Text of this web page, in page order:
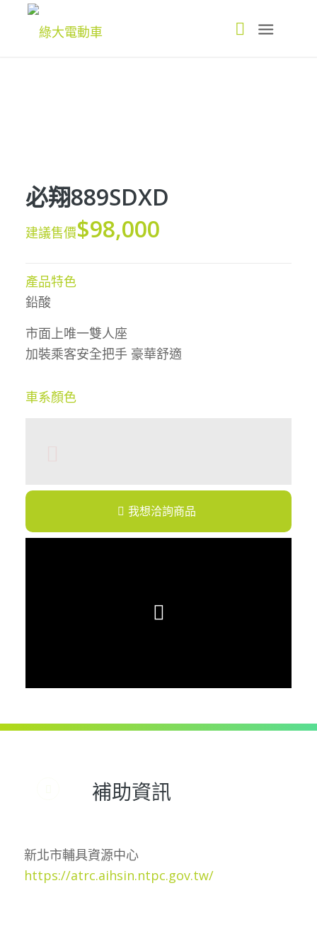
必翔889SDXD
建議售價$98,000
產品特色
鉛酸
市面上唯一雙人座
加裝乘客安全把手 豪華舒適
車系顏色
我想洽詢商品
補助資訊
新北市輔具資源中心
https://atrc.aihsin.ntpc.gov.tw/